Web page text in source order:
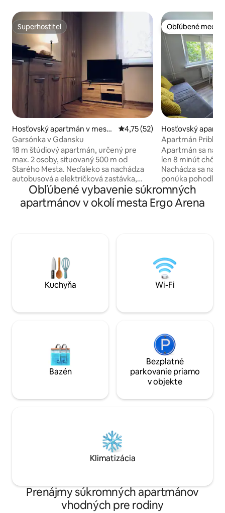
Superhostiteľ
Superhostiteľ
Hosťovský apartmán v meste
Gdańsk
Priemerné ohodnotenie 4,75
4,75 (52)
Garsónka v Gdansku
18 m štúdiový apartmán, určený pre
max. 2 osoby, situovaný 500 m od
Starého Mesta. Neďaleko sa nachádza
autobusová a električková zastávka,
miesto dobre napojené na trojmestský
SKM. Nedávno zrekonštruované štúdio v
centre Gdanska v pešej vzdialenosti 500
blízkosti električkovej a autobusovej
zastávky. Hostia prichádzajúci autom
môžu využiť verejné parkovisko
neďaleko budovy.
Obľúbené medzi
Obľúbené medzi
Hosťovský
e Gdańsk
Apartmán
od pláže
Apartmán sa
len 8 minút
Nachádza sa na
ponúka pohodlie
čomu je ideálny
hľadajú pokojný
mori. Tento útulný, dobre udržiavaný a
cyklotrasy, ktoré
Sopotu. Uvoľnite
prímorskú
Obľúbené vybavenie súkromných
apartmánov v okolí mesta Ergo Arena
Kuchyňa Wi-Fi
Bazén
Bezplatné
parkovanie priamo
v objekte
Klimatizácia
Prenájmy súkromných apartmánov
vhodných pre rodiny